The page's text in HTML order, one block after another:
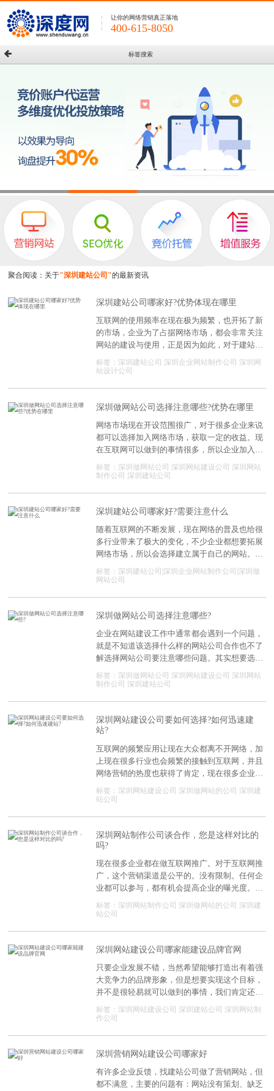
让你的网络营销真正落地
400-615-8050
标签搜索
聚合阅读：关于"深圳建站公司"的最新资讯
深圳建站公司哪家好?优势体现在哪里
互联网的使用频率在现在极为频繁，也开拓了新
的市场，企业为了占据网络市场，都会非常关注
网站的建设与使用，正是因为如此，对于建站公
司的选择也是要关注，对企业的帮助很高。现在
可以选择的建站公司数量很多，那么深圳建站公
标签： 深圳建站公司 深圳企业网站制作公司 深圳网
站设计公司
深圳做网站公司选择注意哪些?优势在哪里
网络市场现在开设范围很广，对于很多企业来说
都可以选择加入网络市场，获取一定的收益。现
在互联网可以做到的事情很多，所以企业加入的
话也是具备一定的好处，为了保证网站的建设可
以顺利，建站公司的选择也是企业很好奇的事
标签： 深圳做网站公司 深圳网站建设公司 深圳网站
制作公司 深圳建站公司
深圳建站公司哪家好?需要注意什么
随着互联网的不断发展，现在网络的普及也给很
多行业带来了极大的变化，不少企业都想要拓展
网络市场，所以会选择建立属于自己的网站。网
站能否获得频繁的使用以及知名度，肯定是与建
站细节息息相关，也是因为如此，现在建站方式
标签：深圳建站公司|深圳企业网站制作公司|深圳做
网站公司
深圳做网站公司选择注意哪些?
企业在网站建设工作中通常都会遇到一个问题，
就是不知道该选择什么样的网站公司合作也不了
解选择网站公司要注意哪些问题。其实想要选择
正规可靠的网站公司很简单，注意下面这些标准
就能避免影响网站建设效果。
标签： 深圳做网站公司 深圳网站建设公司 深圳网站
制作公司 深圳建站公司
深圳网站建设公司要如何选择?如何迅速建
站?
互联网的频繁应用让现在大众都离不开网络，加
上现在很多行业也会频繁的接触到互联网，并且
网络营销的热度也获得了肯定，现在很多企业自
然也是不会放过网站的建设。想要建设出安全可
靠的网站进行使用，也是需要技术高的技术进行
标签： 深圳网站建设公司 深圳做网站的公司 深圳建
站公司
深圳网站制作公司谈合作，您是这样对比的
吗?
现在很多企业都在做互联网推广。对于互联网推
广，这个营销渠道是公平的。没有限制。任何企
业都可以参与，都有机会提高企业的曝光度。想
做好互联网推广，关键是看网站，看谁的网站有
营销力，能吸引用户注意力，能真正帮助用户解
必须得花心思来选择。
标签： 深圳网站制作公司 深圳做网站的公司 深圳建
站公司
深圳网站建设公司哪家能建设品牌官网
只要企业发展不错，当然希望能够打造出有着强
大竞争力的品牌形象，但是想要实现这个目标，
并不是很轻易就可以做到的事情，我们肯定还有
很多需要做好的事情。具体要怎么办呢?如果想
要建设品牌官网，先找到可靠的网站建设公司就
标签： 深圳网站建设公司 深圳建站公司 深圳网站制
作公司
深圳营销网站建设公司哪家好
有许多企业反馈，找建站公司做了营销网站，但
都不满意，主要的问题有：网站没有策划、缺乏